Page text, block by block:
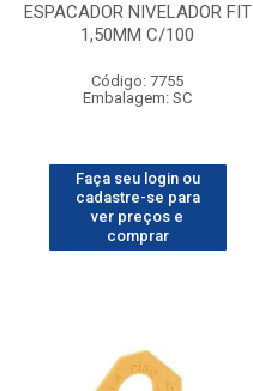
ESPACADOR NIVELADOR FIT
1,50MM C/100
Código: 7755
Embalagem: SC
Faça seu login ou
cadastre-se para
ver preços e
comprar